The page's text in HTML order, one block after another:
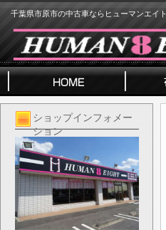
千葉県市原市の中古車ならヒューマンエイト
ショップインフォメー
ション